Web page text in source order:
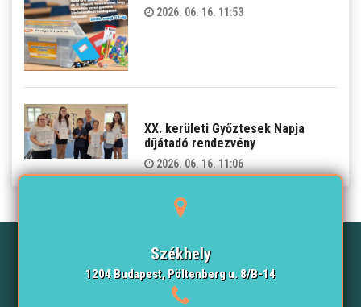
2026. 06. 16. 11:53
XX. kerületi Győztesek Napja
díjátadó rendezvény
2026. 06. 16. 11:06
Székhely
1204 Budapest, Pöltenberg u. 8/B-14